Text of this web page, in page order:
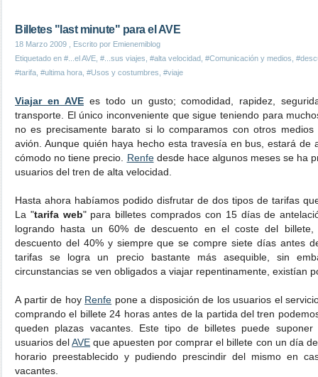
Billetes "last minute" para el AVE
18 Marzo 2009 , Escrito por Emienemiblog
Etiquetado en #...el AVE #...sus viajes #alta velocidad #Comunicación y medios
#tarifa #ultima hora #Usos y costumbres #viaje
Viajar en AVEes todo un gusto; comodidad, rapidez,
transporte. El único inconveniente que sigue teniendo para
no es precisamente barato si lo comparamos con otros
avión. Aunque quién haya hecho esta travesía en bus, estará de
cómodo no tiene precio. Renfedesde hace algunos meses se ha
usuarios del tren de alta velocidad.
Hasta ahora habíamos podido disfrutar de dos tipos de tarifas
La "tarifa web" para billetes comprados con 15 días de
logrando hasta un 60% de descuento en el coste del
descuento del 40% y siempre que se compre siete días antes
tarifas se logra un precio bastante más asequible, sin
circunstancias se ven obligados a viajar repentinamente, existían
A partir de hoy Renfe pone a disposición de los usuarios el
comprando el billete 24 horas antes de la partida del tren
queden plazas vacantes. Este tipo de billetes puede
usuarios delAVE que apuesten por comprar el billete con un día
horario preestablecido y pudiendo prescindir del mismo en
vacantes.